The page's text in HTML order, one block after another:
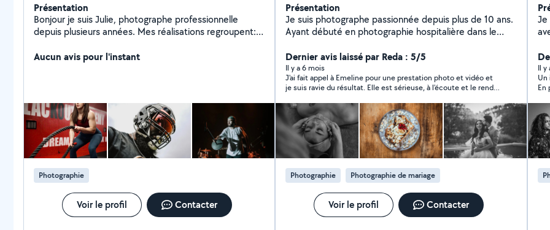
Présentation
Bonjour je suis Julie, photographe professionnelle
depuis plusieurs années. Mes réalisations regroupent:
naissances, shooting couple, animalier Les demandes
personnes désirant construire leur image de marque et
développer leur réseau Je reste disponible pour tout
projet
Aucun avis pour l'instant
Photographie
Voir le profil Contacter
Présentation
Je suis photographe passionnée depuis plus de 10 ans.
Ayant débuté en photographie hospitalière dans le
et souhaitée me diversifier dans d'autres projets (
photographie culinaire, restauration, entreprise,
événementiels comme les mariages, baptêmes ... ,
voyage, nature, voyage, ...) N'hésitez pas à m'écrire
pour vos petits et grands projets :)
Dernier avis laissé par Reda : 5/5
Il y a 6 mois
J'ai fait appel à Emeline pour une prestation photo et vidéo et
je suis ravie du résultat. Elle est sérieuse, à l'écoute et le rendu
la joie , Un grand merci pour ton aide et ton professionnalisme !
Photographie Photographie de mariage
Voir le profil Contacter
Je
la
Il y
Un
En